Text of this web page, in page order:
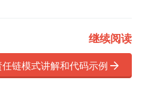
继续阅读
任链模式讲解和代码示例